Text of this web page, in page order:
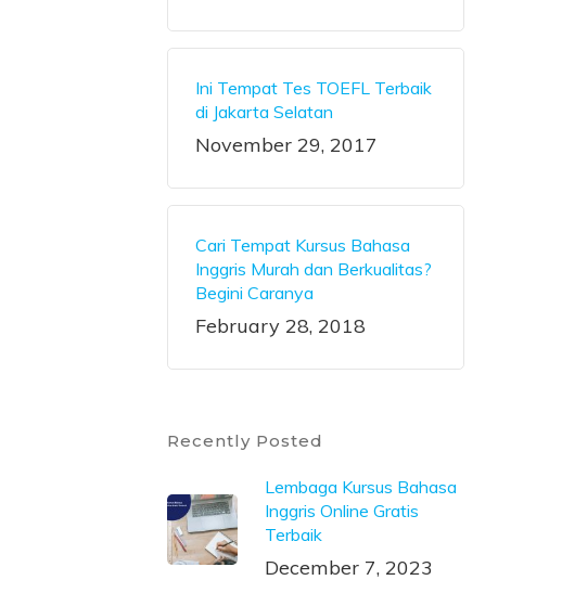
Ini Tempat Tes TOEFL Terbaik
di Jakarta Selatan
November 29, 2017
Cari Tempat Kursus Bahasa
Inggris Murah dan Berkualitas?
Begini Caranya
February 28, 2018
Recently Posted
Lembaga Kursus Bahasa
Inggris Online Gratis
Terbaik
December 7, 2023